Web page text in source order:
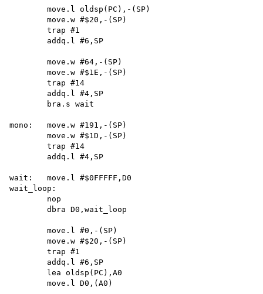
        move.l oldsp(PC),-(SP)
        move.w #$20,-(SP)
        trap #1
        addq.l #6,SP
        move.w #64,-(SP)
        move.w #$1E,-(SP)
        trap #14
        addq.l #4,SP
        bra.s wait
mono:   move.w #191,-(SP)
        move.w #$1D,-(SP)
        trap #14
        addq.l #4,SP
wait:   move.l #$0FFFFF,D0
wait_loop:
        nop
        dbra D0,wait_loop
        move.l #0,-(SP)
        move.w #$20,-(SP)
        trap #1
        addq.l #6,SP
        lea oldsp(PC),A0
        move.l D0,(A0)